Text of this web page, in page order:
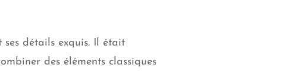
ses détails exquis. Il était
des éléments classiques